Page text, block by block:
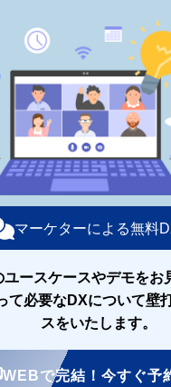
マーケターによる無料
ユースケースやデモをお
て必要なDXについて壁
スをいたします。
WEBで完結！今すぐ予